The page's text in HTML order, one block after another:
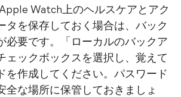
Watch上のヘルスケアとアク
タを保存しておく場合は、バック
必要です。「ローカルのバックア
ェックボックスを選択し、覚えて
を作成してください。パスワード
全な場所に保管しておきましょ